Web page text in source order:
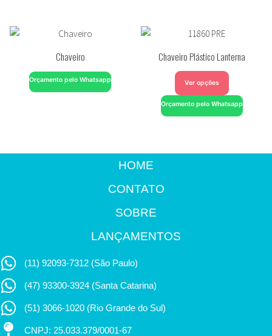
Chaveiro
Orçamento pelo Whatsapp
Chaveiro Plástico Lanterna
Ver opções
Orçamento pelo Whatsapp
HOME
CONTATO
SOBRE
LANÇAMENTOS
(11) 92093-7312 (São Paulo)
(47) 93300-3924 (Santa Catarina)
(51) 3066-1020 (Rio Grande do Sul)
CNPJ: 25.033.379/0001-67